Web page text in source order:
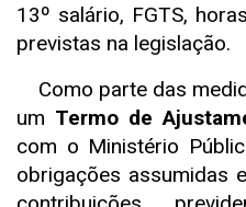
13º salário, FGTS,
previstas na legislação.
Como parte das
um Termo de
com o Ministério
obrigações assumidas